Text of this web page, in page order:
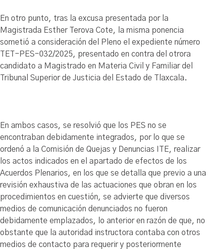
En otro punto, tras la excusa presentada por la
Magistrada Esther Terova Cote, la misma ponencia
sometió a consideración del Pleno el expediente número
TET-PES-032/2025, presentado en contra del otrora
candidato a Magistrado en Materia Civil y Familiar del
Tribunal Superior de Justicia del Estado de Tlaxcala.
En ambos casos, se resolvió que los PES no se
encontraban debidamente integrados, por lo que se
ordenó a la Comisión de Quejas y Denuncias ITE, realizar
los actos indicados en el apartado de efectos de los
Acuerdos Plenarios, en los que se detalla que previo a una
revisión exhaustiva de las actuaciones que obran en los
procedimientos en cuestión, se advierte que diversos
medios de comunicación denunciados no fueron
debidamente emplazados, lo anterior en razón de que, no
obstante que la autoridad instructora contaba con otros
medios de contacto para requerir y posteriormente